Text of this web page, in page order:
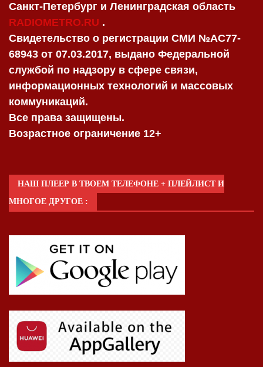
Санкт-Петербург и Ленинградская область
RADIOMETRO.RU .
Свидетельство о регистрации СМИ №AC77-
68943 от 07.03.2017, выдано Федеральной
службой по надзору в сфере связи,
информационных технологий и массовых
коммуникаций.
Все права защищены.
Возрастное ограничение 12+
НАШ ПЛЕЕР В ТВОЕМ ТЕЛЕФОНЕ + ПЛЕЙЛИСТ И
МНОГОЕ ДРУГОЕ :